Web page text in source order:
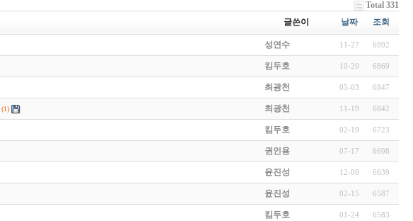
Total 331
글쓴이 날짜 조회
성연수 11-27 6992
킴두호 10-20 6869
최광천 05-03 6847
(1) 최광천 11-19 6842
킴두호 02-19 6723
권인용 07-17 6698
윤진성 12-09 6639
윤진성 02-15 6587
킴두호 01-24 6583